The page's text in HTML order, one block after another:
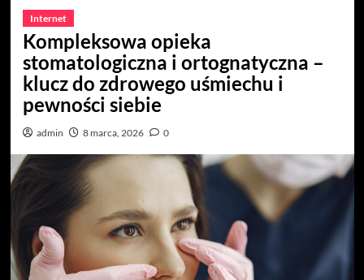
Internet
Kompleksowa opieka
stomatologiczna i ortognatyczna –
klucz do zdrowego uśmiechu i
pewności siebie
admin 8 marca, 2026 0